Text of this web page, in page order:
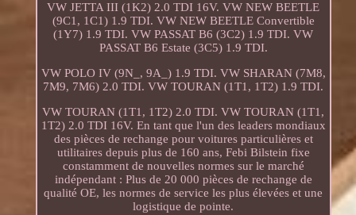
VW JETTA III (1K2) 2.0 TDI 16V. VW NEW BEETLE
(9C1, 1C1) 1.9 TDI. VW NEW BEETLE Convertible
(1Y7) 1.9 TDI. VW PASSAT B6 (3C2) 1.9 TDI. VW
PASSAT B6 Estate (3C5) 1.9 TDI.
VW POLO IV (9N_, 9A_) 1.9 TDI. VW SHARAN (7M8,
7M9, 7M6) 2.0 TDI. VW TOURAN (1T1, 1T2) 1.9 TDI.
VW TOURAN (1T1, 1T2) 2.0 TDI. VW TOURAN (1T1,
1T2) 2.0 TDI 16V. En tant que l'un des leaders mondiaux
des pièces de rechange pour voitures particulières et
utilitaires depuis plus de 160 ans, Febi Bilstein fixe
constamment de nouvelles normes sur le marché
indépendant : Plus de 20 000 pièces de rechange de
qualité OE, les normes de service les plus élevées et une
logistique de pointe.